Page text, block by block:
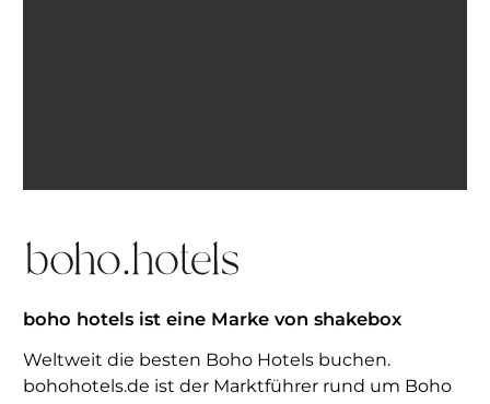
boho hotels ist eine Marke von shakebox
Weltweit die besten Boho Hotels buchen.
bohohotels.de ist der Marktführer rund um Boho